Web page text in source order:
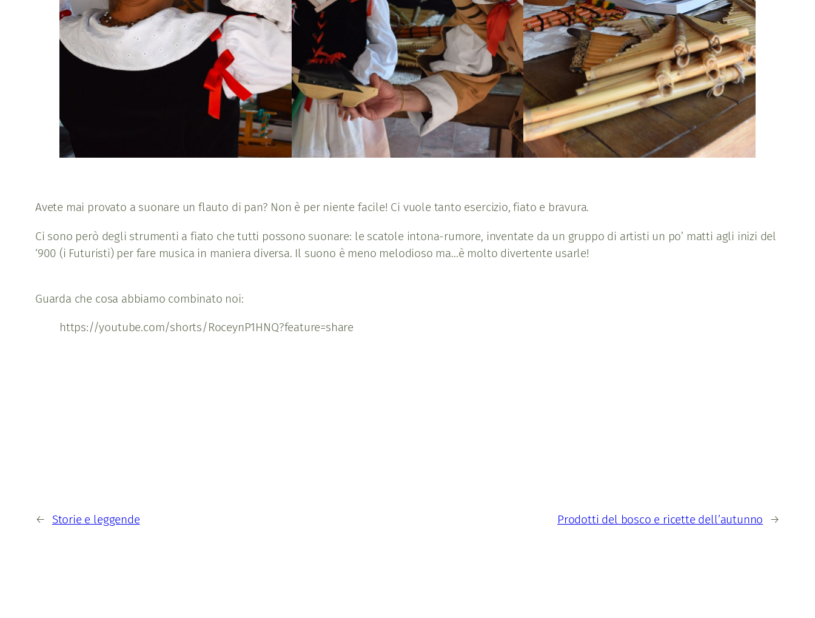
Avete mai provato a suonare un flauto di pan? Non è per niente facile! Ci vuole tanto esercizio, fiato e bravura.
Ci sono però degli strumenti a fiato che tutti possono suonare: le scatole intona-rumore, inventate da un gruppo di artisti un po’ matti agli inizi del
‘900 (i Futuristi) per fare musica in maniera diversa. Il suono è meno melodioso ma…è molto divertente usarle!
Guarda che cosa abbiamo combinato noi:
https://youtube.com/shorts/RoceynP1HNQ?feature=share
← Storie e leggende Prodotti del bosco e ricette dell’autunno →